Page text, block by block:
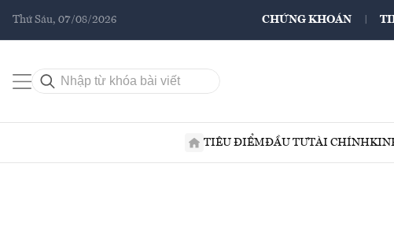
Thứ Sáu, 07/08/2026 CHỨNG KHOÁN
TIÊU ĐIỂMĐẦU TƯTÀI CHÍNH